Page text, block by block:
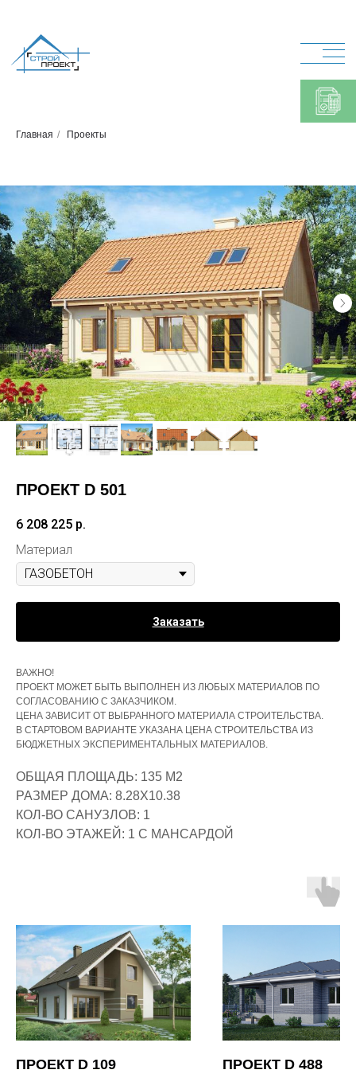
Главная / Проекты
ПРОЕКТ D 501
6 208 225 р.
Материал
Заказать
ВАЖНО!
ПРОЕКТ МОЖЕТ БЫТЬ ВЫПОЛНЕН ИЗ ЛЮБЫХ МАТЕРИАЛОВ ПО
СОГЛАСОВАНИЮ С ЗАКАЗЧИКОМ.
ЦЕНА ЗАВИСИТ ОТ ВЫБРАННОГО МАТЕРИАЛА СТРОИТЕЛЬСТВА.
В СТАРТОВОМ ВАРИАНТЕ УКАЗАНА ЦЕНА СТРОИТЕЛЬСТВА ИЗ
БЮДЖЕТНЫХ ЭКСПЕРИМЕНТАЛЬНЫХ МАТЕРИАЛОВ.
ОБЩАЯ ПЛОЩАДЬ: 135 М2
РАЗМЕР ДОМА: 8.28Х10.38
КОЛ-ВО САНУЗЛОВ: 1
КОЛ-ВО ЭТАЖЕЙ: 1 С МАНСАРДОЙ
ПРОЕКТ D 109 ПРОЕКТ D 488
НАЛИЧНЫЙ
РАСЧЁТ
Оплата наличными по договору.